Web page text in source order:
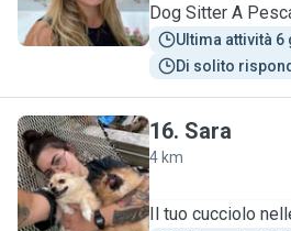
Dog Sitter A
Ultima attività 6
Di solito
S
16. Sara
4 km
Il tuo cucciolo